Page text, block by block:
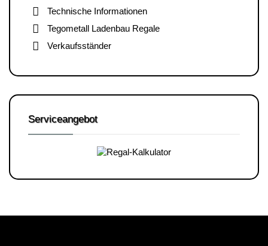
Technische Informationen
Tegometall Ladenbau Regale
Verkaufsständer
Serviceangebot